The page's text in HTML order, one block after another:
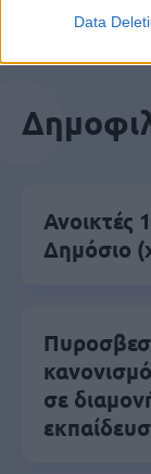
Data
Ανοικτές
Δημόσιο
σε